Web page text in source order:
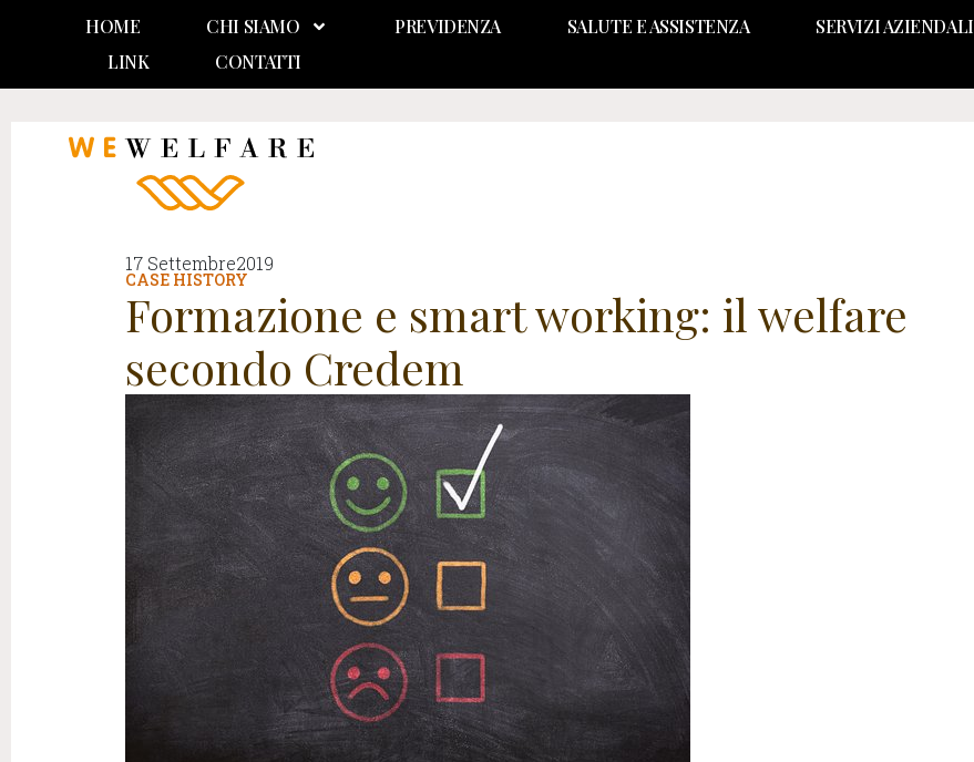
HOME CHI SIAMO PREVIDENZA SALUTE E ASSISTENZA SERVIZI AZIENDALI
LINK
CONTATTI
17 Settembre2019
CASE HISTORY
Formazione e smart working: il welfare
secondo Credem